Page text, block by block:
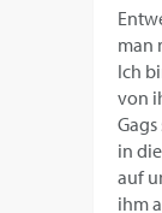
man
Ich
von
in
auf
ihm